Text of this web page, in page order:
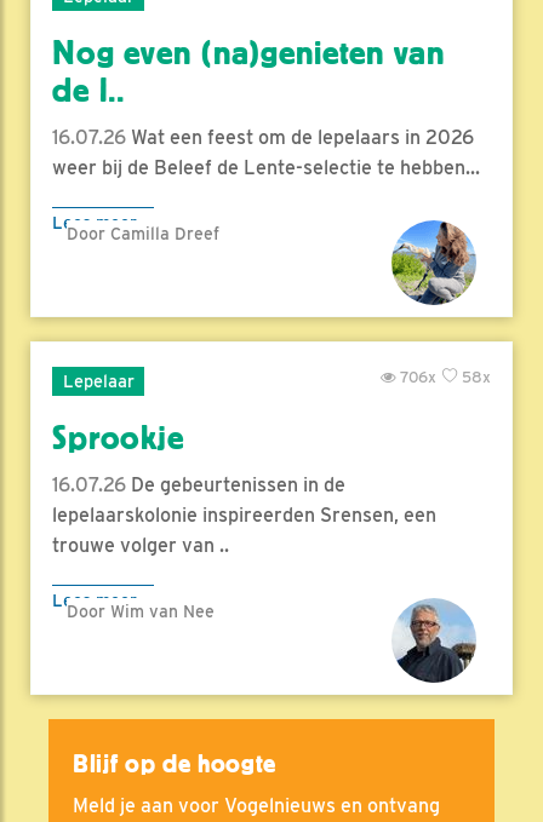
Nog even (na)genieten van
de l..
16.07.26 Wat een feest om de lepelaars in 2026
weer bij de Beleef de Lente-selectie te hebben...
Lees meer
Door Camilla Dreef
Lepelaar 58x
706x
Sprookje
16.07.26 De gebeurtenissen in de
lepelaarskolonie inspireerden Srensen, een
trouwe volger van ..
Lees meer
Door Wim van Nee
Blijf op de hoogte
Meld je aan voor Vogelnieuws en ontvang